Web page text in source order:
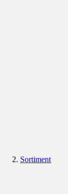
Sortiment